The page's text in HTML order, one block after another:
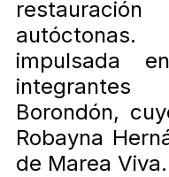
impulsada
Borondón,
Robayna
de Marea Viva.